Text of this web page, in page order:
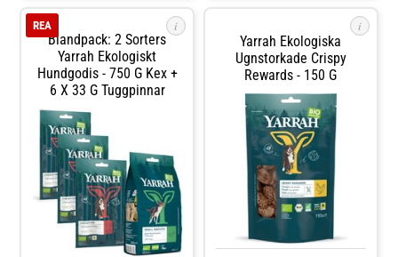
något. Huden är i sig mager och
tuggorna har en äkta viltsmak
kvar. Tuggprodukterna innehåller
inga tillsatta färgämnen,
konserveringsmedel, smakämnen
eller andra tillsatser eller
antibiotiska rester.
i
Blandpack: 2 Sorters
Yarrah Ekologiskt
Hundgodis - 750 G Kex +
6 X 33 G Tuggpinnar
REA i
Yarrah Ekologiska
Ugnstorkade Crispy
Rewards - 150 G